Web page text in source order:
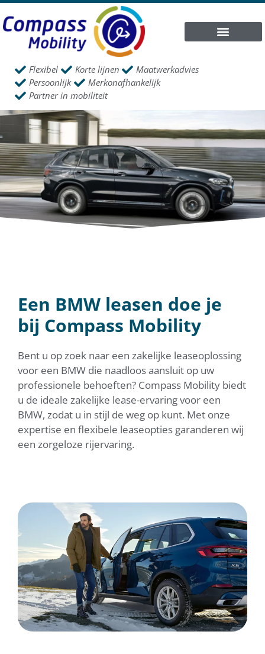
Flexibel Korte lijnen
Maatwerkadvies
Persoonlijk
Merkonafhankelijk
Partner in mobiliteit
Ontdek het gemak, comfort en de flexibiliteit van
Compass Mobility
Een BMW leasen doe je
bij Compass Mobility
Bent u op zoek naar een zakelijke leaseoplossing
voor een BMW die naadloos aansluit op uw
professionele behoeften? Compass Mobility biedt
u de ideale zakelijke lease-ervaring voor een
BMW, zodat u in stijl de weg op kunt. Met onze
expertise en flexibele leaseopties garanderen wij
een zorgeloze rijervaring.